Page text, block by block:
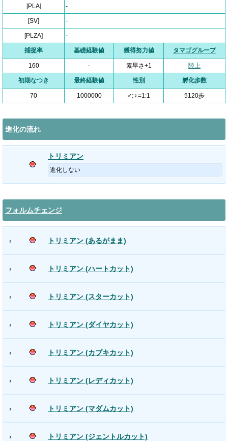
[PLA] -
[SV] -
[PLZA] -
捕捉率 基礎経験値 獲得努力値 タマゴグループ
160 - 素早さ+1 陸上
初期なつき 最終経験値 性別 孵化歩数
70 1000000 ♂:♀=1:1 5120歩
進化の流れ
トリミアン
進化しない
フォルムチェンジ
› トリミアン (あるがまま)
› トリミアン (ハートカット)
› トリミアン (スターカット)
› トリミアン (ダイヤカット)
› トリミアン (カブキカット)
› トリミアン (レディカット)
› トリミアン (マダムカット)
› トリミアン (ジェントルカット)